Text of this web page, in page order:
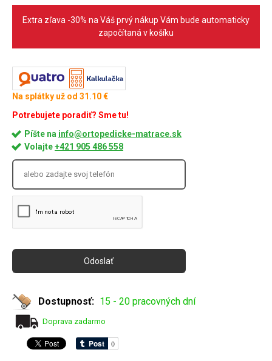
Extra zľava -30% na Váš prvý nákup Vám bude automaticky
započítaná v košíku
Na splátky už od 31.10 €
Potrebujete poradiť? Sme tu!
Píšte na info@ortopedicke-matrace.sk
Volajte+421 905 486 558
Dostupnosť: 15 - 20 pracovných dní
Doprava zadarmo